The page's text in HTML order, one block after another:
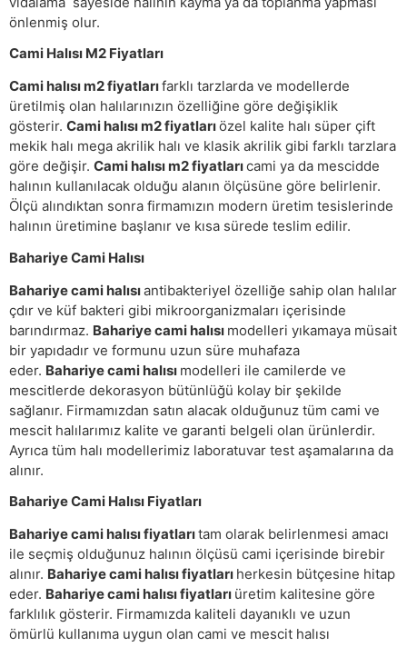
önlenmiş olur.
Cami Halısı M2 Fiyatları
Cami halısı m2 fiyatlarıfarklı tarzlarda ve modellerde
üretilmiş olan halılarınızın özelliğine göre değişiklik
gösterir. Cami halısı m2 fiyatlarıözel kalite halı süper çift
mekik halı mega akrilik halı ve klasik akrilik gibi farklı tarzlara
göre değişir. Cami halısı m2 fiyatlarıcami ya da mescidde
halının kullanılacak olduğu alanın ölçüsüne göre belirlenir.
Ölçü alındıktan sonra firmamızın modern üretim tesislerinde
halının üretimine başlanır ve kısa sürede teslim edilir.
Bahariye Cami Halısı
Bahariye cami halısıantibakteriyel özelliğe sahip olan halılar
çdır ve küf bakteri gibi mikroorganizmaları içerisinde
barındırmaz. Bahariye cami halısı modelleri yıkamaya müsait
bir yapıdadır ve formunu uzun süre muhafaza
eder. Bahariye cami halısı modelleri ile camilerde ve
mescitlerde dekorasyon bütünlüğü kolay bir şekilde
sağlanır. Firmamızdan satın alacak olduğunuz tüm cami ve
mescit halılarımız kalite ve garanti belgeli olan ürünlerdir.
Ayrıca tüm halı modellerimiz laboratuvar test aşamalarına da
alınır.
Bahariye Cami Halısı Fiyatları
Bahariye cami halısı fiyatlarıtam olarak belirlenmesi amacı
ile seçmiş olduğunuz halının ölçüsü cami içerisinde birebir
alınır. Bahariye cami halısı fiyatları herkesin bütçesine hitap
eder. Bahariye cami halısı fiyatları üretim kalitesine göre
farklılık gösterir. Firmamızda kaliteli dayanıklı ve uzun
ömürlü kullanıma uygun olan cami ve mescit halısı